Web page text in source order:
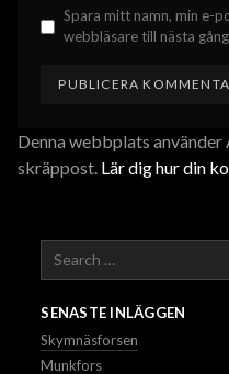
Spara mitt namn, min e-
webbläsare till nästa
Denna webbplats
skräppost. Lär dig hur din
Search
SENASTE INLÄGGEN
Skymnäsforsen
Munkfors